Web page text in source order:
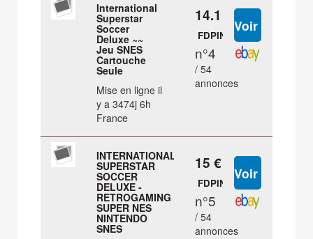
International
Superstar
Soccer
Deluxe ~~
Jeu SNES
Cartouche
Seule
Mise en ligne il
y a 3474j 6h
France
14.1 €
FDPIN
n°4
/ 54
annonces
INTERNATIONAL
SUPERSTAR
SOCCER
DELUXE -
RETROGAMING
SUPER NES
NINTENDO
SNES
15 €
FDPIN
n°5
/ 54
annonces